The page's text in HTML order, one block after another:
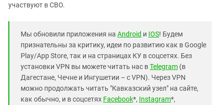
участвуют в СВО.
Мы обновили приложения на Android и IOS! Будем
признательны за критику, идеи по развитию как в Google
Play/App Store, так и на страницах КУ в соцсетях. Без
установки VPN вы можете читать нас вTelegram (в
Дагестане, Чечне и Ингушетии – с VPN). Через VPN
можно продолжать читать "Кавказский узел" на сайте,
как обычно, и в соцсетях Facebook*, Instagram*,